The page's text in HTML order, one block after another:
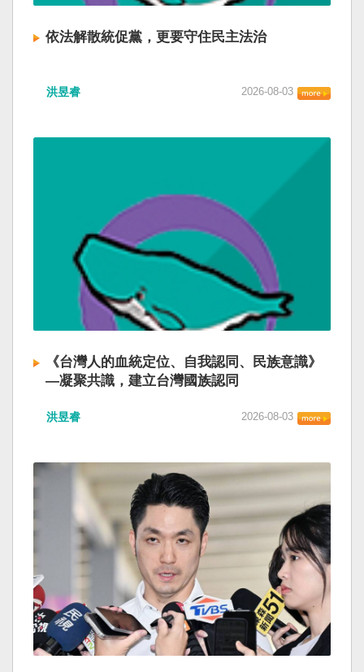
依法解散統促黨，更要守住民主法治
洪昱睿 2026-08-03
《台灣人的血統定位、自我認同、民族意識》
—凝聚共識，建立台灣國族認同
洪昱睿 2026-08-03